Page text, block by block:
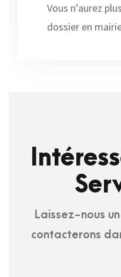
Vous n’aurez
dossier en
Laissez-nous
contacterons